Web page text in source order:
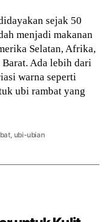
sejak 50
menjadi makanan
Selatan, Afrika,
Ada lebih dari
warna seperti
ubi rambat yang
, ubi-ubian